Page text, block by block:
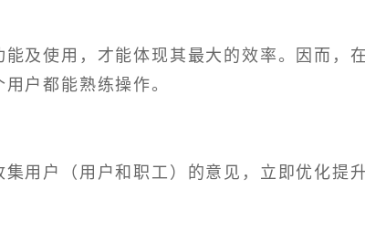
及使用，才能体现其最大的效率。因而，
户都能熟练操作。
用户（用户和职工）的意见，立即优化提